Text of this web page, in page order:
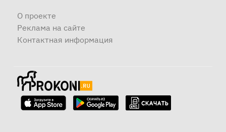
О проекте
Реклама на сайте
Контактная информация